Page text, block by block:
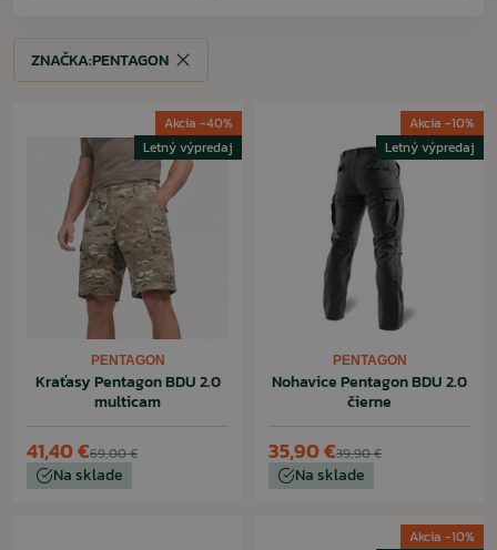
ZNAČKA:PENTAGON
Akcia -40%
Letný výpredaj
PENTAGON
Kraťasy Pentagon BDU 2.0
multicam
69,00 €
41,40 €
Na sklade
Akcia -10%
Letný výpredaj
PENTAGON
Nohavice Pentagon BDU 2.0
čierne
39,90 €
35,90 €
Na sklade
Akcia -10%